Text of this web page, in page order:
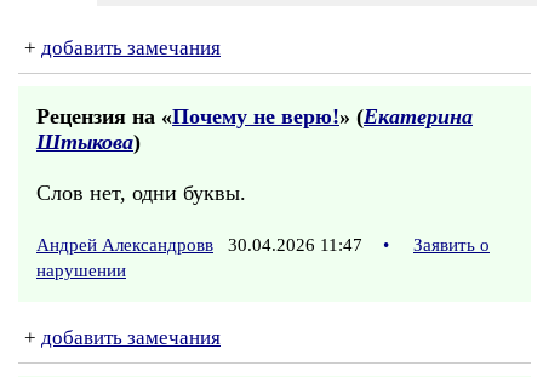
+ добавить замечания
Рецензия на «Почему не верю!» (Екатерина
Штыкова)
Слов нет, одни буквы.
Андрей Александровв 30.04.2026 11:47 •
Заявить о
нарушении
+ добавить замечания